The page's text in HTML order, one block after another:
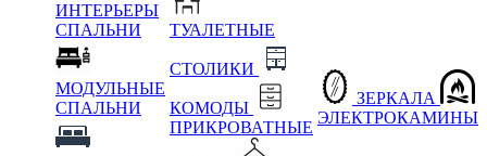
ИНТЕРЬЕРЫ
СПАЛЬНИ
МОДУЛЬНЫЕ
СПАЛЬНИ
ТУАЛЕТНЫЕ
СТОЛИКИ
КОМОДЫ
ПРИКРОВАТНЫЕ
ЗЕРКАЛА
ЭЛЕКТРОКАМИНЫ